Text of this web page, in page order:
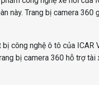
này. Trang bị camera
công nghệ ô tô của
bị camera 360 hỗ trợ